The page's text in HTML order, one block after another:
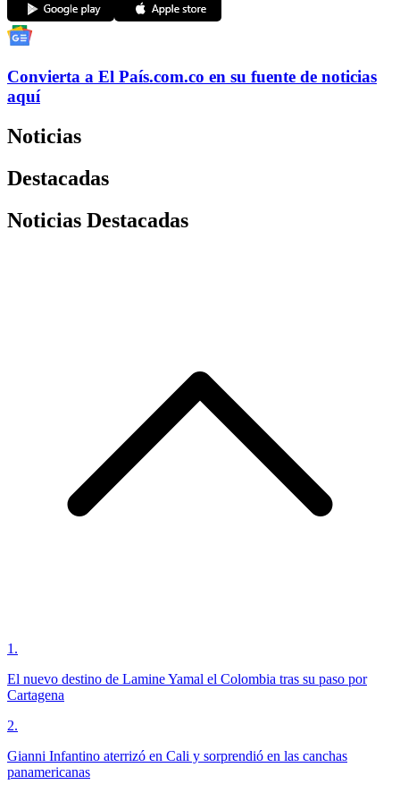
Convierta a El País.com.co en su fuente de noticias
aquí
Noticias
Destacadas
Noticias Destacadas
1 .
El nuevo destino de Lamine Yamal el Colombia tras su paso por
Cartagena
2.
Gianni Infantino aterrizó en Cali y sorprendió en las canchas
panamericanas